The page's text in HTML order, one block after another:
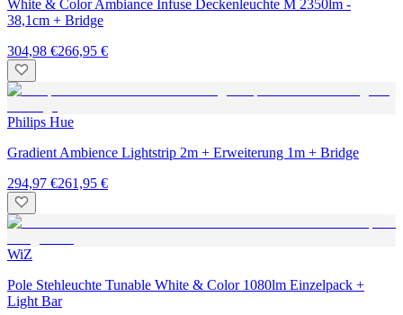
White & Color Ambiance Infuse Deckenleuchte M 2350lm -
38,1cm + Bridge
304,98 €266,95 €
Philips Hue
Gradient Ambience Lightstrip 2m + Erweiterung 1m + Bridge
294,97 €261,95 €
WiZ
Pole Stehleuchte Tunable White & Color 1080lm Einzelpack +
Light Bar